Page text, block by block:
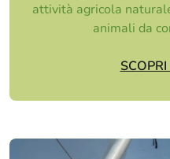
attività agricola
animali da